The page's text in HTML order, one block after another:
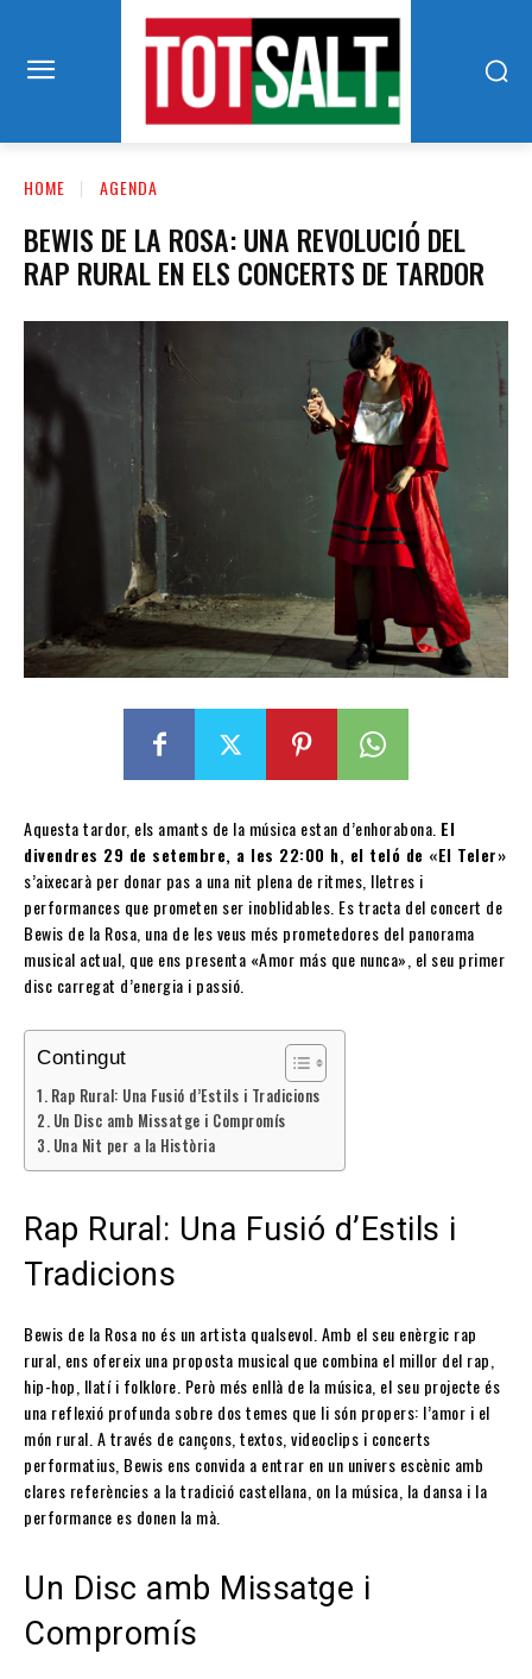
HOME AGENDA
BEWIS DE LA ROSA: UNA REVOLUCIÓ DEL
RAP RURAL EN ELS CONCERTS DE TARDOR
Aquesta tardor, els amants de la música estan d’enhorabona. El
divendres 29 de setembre, a les 22:00 h, el teló de «El Teler»
s’aixecarà per donar pas a una nit plena de ritmes, lletres i
performances que prometen ser inoblidables. Es tracta del concert de
Bewis de la Rosa, una de les veus més prometedores del panorama
musical actual, que ens presenta «Amor más que nunca», el seu primer
disc carregat d’energia i passió.
Contingut
Rap Rural: Una Fusió d’Estils i Tradicions
Un Disc amb Missatge i Compromís
Una Nit per a la Història
Rap Rural: Una Fusió d’Estils i
Tradicions
Bewis de la Rosa no és un artista qualsevol. Amb el seu enèrgic rap
rural, ens ofereix una proposta musical que combina el millor del rap,
hip-hop, llatí i folklore. Però més enllà de la música, el seu projecte és
una reflexió profunda sobre dos temes que li són propers: l’amor i el
món rural. A través de cançons, textos, videoclips i concerts
performatius, Bewis ens convida a entrar en un univers escènic amb
clares referències a la tradició castellana, on la música, la dansa i la
performance es donen la mà.
Un Disc amb Missatge i
Compromís